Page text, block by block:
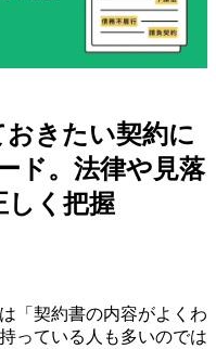
きたい契約に
ド。法律や見落
しく把握
「契約書の内容がよくわ
っている人も多いのでは